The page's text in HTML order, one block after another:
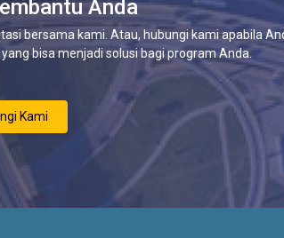
Anda
bersama kami. Atau, hubungi kami apabila
bisa menjadi solusi bagi program Anda.
Kami